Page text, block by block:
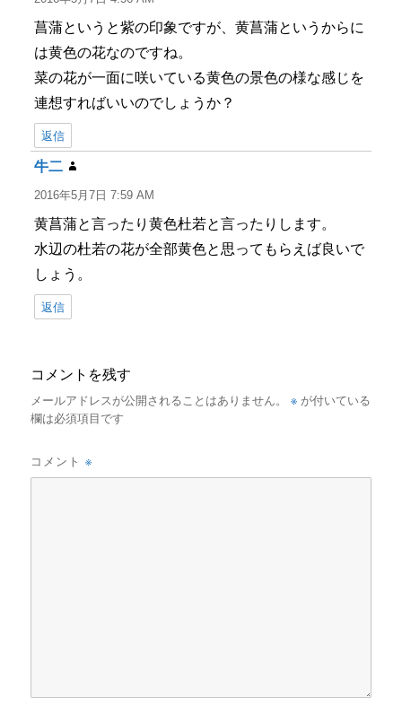
菖蒲というと紫の印象ですが、黄菖蒲というからに
は黄色の花なのですね。
菜の花が一面に咲いている黄色の景色の様な感じを
連想すればいいのでしょうか？
返信
牛二
り:
2016年5月7日 7:59 AM
黄菖蒲と言ったり黄色杜若と言ったりします。
水辺の杜若の花が全部黄色と思ってもらえば良いで
しょう。
返信
コメントを残す
メールアドレスが公開されることはありません。 ※ が付いている
欄は必須項目です
コメント※